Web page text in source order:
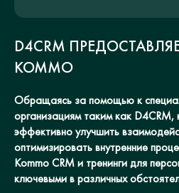
D4CRM
КОММО
Обращаясь за помощью к
организациям таким как D4CRM,
эффективно улучшить
оптимизировать внутренние
Kommo CRM и тренинги для
ключевыми в различных